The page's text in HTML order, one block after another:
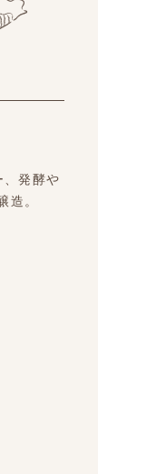
発酵や
造。